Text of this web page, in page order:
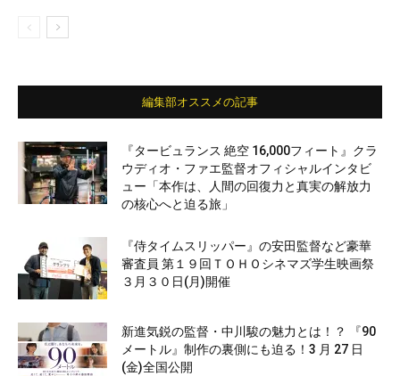
編集部オススメの記事
『タービュランス 絶空 16,000フィート』クラ
ウディオ・ファエ監督オフィシャルインタビ
ュー「本作は、人間の回復力と真実の解放力
の核心へと迫る旅」
『侍タイムスリッパー』の安田監督など豪華
審査員 第１９回ＴＯＨＯシネマズ学生映画祭
３月３０日(月)開催
新進気鋭の監督・中川駿の魅力とは！？ 『90
メートル』制作の裏側にも迫る！3 月 27 日
(金)全国公開